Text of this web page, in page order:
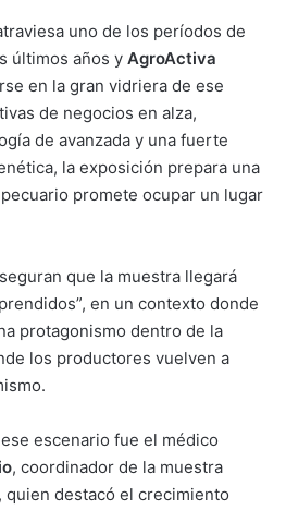
uno de los períodos de
últimos años y AgroActiva
en la gran vidriera de ese
de negocios en alza,
de avanzada y una fuerte
la exposición prepara una
promete ocupar un lugar
que la muestra llegará
en un contexto donde
protagonismo dentro de la
los productores vuelven a
escenario fue el médico
, coordinador de la muestra
quien destacó el crecimiento